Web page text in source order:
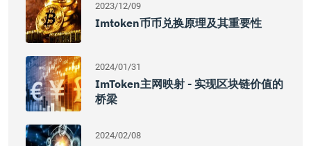
2023/12/09
Imtoken币币兑换原理及其重要性
2024/01/31
ImToken主网映射 - 实现区块链价值的
桥梁
2024/02/08